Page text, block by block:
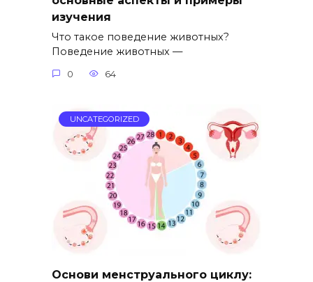
изучения
Что такое поведение животных?
Поведение животных —
0 64
UNCATEGORIZED
Основи менструального циклу: